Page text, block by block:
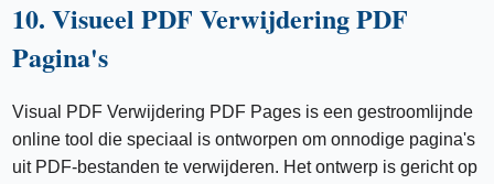
10. Visueel PDF Verwijdering PDF
Pagina's
Visual PDF Verwijdering PDF Pages is een gestroomlijnde
online tool die speciaal is ontworpen om onnodige pagina's
uit PDF-bestanden te verwijderen. Het ontwerp is gericht op